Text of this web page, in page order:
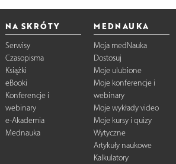
NA SKRÓTY
Serwisy
Czasopisma
Książki
eBooki
Konferencje i
webinary
e-Akademia
Mednauka
MEDNAUKA
Moja medNauka
Dostosuj
Moje ulubione
Moje konferencje i
webinary
Moje wykłady video
Moje kursy i quizy
Wytyczne
Artykuły naukowe
Kalkulatory